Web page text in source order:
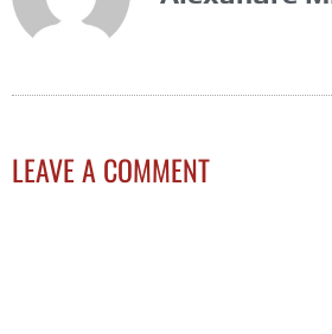
LEAVE A COMMENT